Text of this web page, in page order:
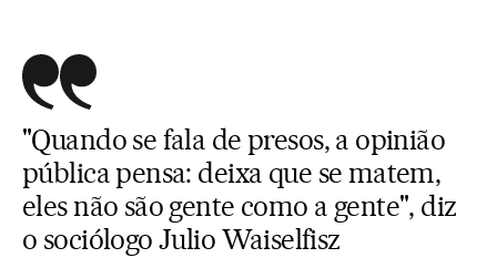
"Quando se fala de presos, a opinião
pública pensa: deixa que se matem,
eles não são gente como a gente", diz
o sociólogo Julio Waiselfisz